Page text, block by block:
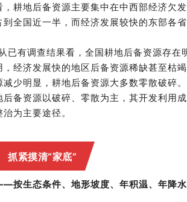
，耕地后备资源主要集中在中西部经济欠
到全国近一半，而经济发展较快的东部各
已有调查结果看，全国耕地后备资源存
，经济发展快的地区后备资源稀缺甚至枯
减少明显，耕地后备资源大多数零散破碎
后备资源以破碎、零散为主，其开发利用
治为主要途径。
抓紧摸清“家底”
按生态条件、地形坡度、年积温、年降